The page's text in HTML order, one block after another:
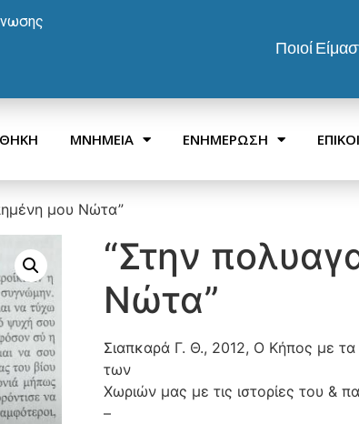
Ποιοί
ΜΝΗΜΕΙΑ ΕΝΗΜΕΡΩΣΗ
μου Νώτα”
“Στην
Νώτα”
Σιαπκαρά Γ. Θ., 2012, Ο Κήπος με
των
Χωριών μας με τις ιστορίες του &
–